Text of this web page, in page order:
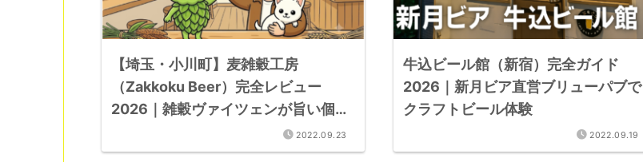
【埼玉・小川町】麦雑穀工房
（Zakkoku Beer）完全レビュー
2026｜雑穀ヴァイツェンが旨い個性
2022.09.23
牛込ビール館（新宿）完全ガイド
2026｜新月ビア直営ブリューパブで
クラフトビール体験
2022.09.19